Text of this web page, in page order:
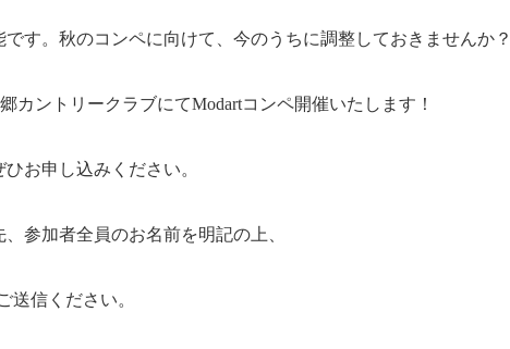
す。秋のコンペに向けて、今のうちに調整しておきませんか？
カントリークラブにてModartコンペ開催いたします！
お申し込みください。
参加者全員のお名前を明記の上、
信ください。